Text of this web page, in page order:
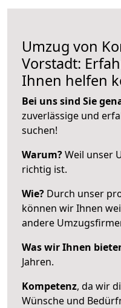
Umzug von
Vorstadt:
Ihnen helfen
Bei uns sind Sie
zuverlässige und
suchen!
Warum?Weil unser
richtig ist.
Wie? Durch unser
können wir Ihnen
andere
Was wir Ihnen
Jahren.
Kompetenz, da wir
Wünsche und